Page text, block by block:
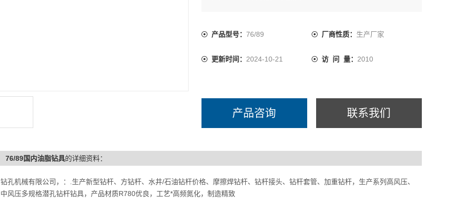
产品型号： 76/89 厂商性质： 生产厂家
更新时间： 2024-10-21 访 问 量： 2010
产品咨询 联系我们
76/89国内油脂钻具的详细资料：
钻孔机械有限公司，：.生产新型钻杆、方钻杆、水井/石油钻杆价格、摩擦焊钻杆、钻杆接头、钻杆套管、加重钻杆，生产系列高风压、
中风压多规格潜孔钻杆钻具，产品材质R780优良，工艺*高频氮化，制造精致